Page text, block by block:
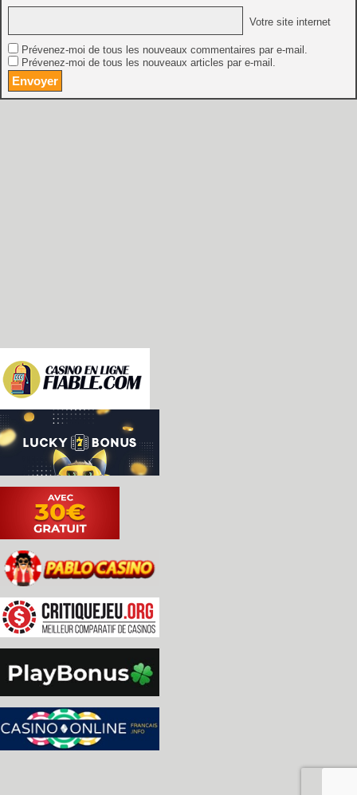
Votre site internet
Prévenez-moi de tous les nouveaux commentaires par e-mail.
Prévenez-moi de tous les nouveaux articles par e-mail.